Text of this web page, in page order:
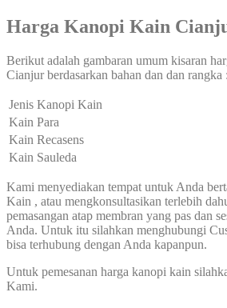
Harga Kanopi Kain
Berikut adalah gambaran umum kisaran
Cianjur berdasarkan bahan dan dan rangka :
Jenis Kanopi Kain
Kain Para
Kain Recasens
Kain Sauleda
Kami menyediakan tempat untuk Anda
Kain , atau mengkonsultasikan terlebih
pemasangan atap membran yang pas dan
Anda. Untuk itu silahkan menghubungi
bisa terhubung dengan Anda kapanpun.
Untuk pemesanan harga kanopi kain
Kami.